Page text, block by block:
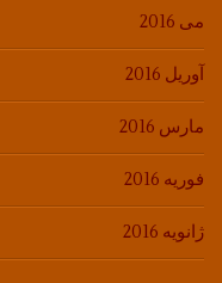
می 2016
آوریل 2016
مارس 2016
فوریه 2016
ژانویه 2016